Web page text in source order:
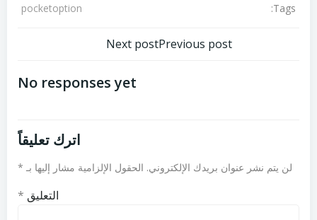
Tags:
pocketoption
Previous postتصفّح
المقالات
Next post
No responses yet
اترك تعليقاً
لن يتم نشر عنوان بريدك الإلكتروني. الحقول الإلزامية مشار إليها بـ *
التعليق *